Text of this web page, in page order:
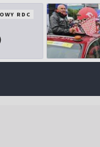
RDC